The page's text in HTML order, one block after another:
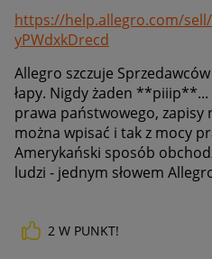
https://help.allegro.com/
yPWdxkDrecd
Allegro szczuje
łapy. Nigdy żaden
prawa państwowego, zapisy
można wpisać i tak z mocy
Amerykański sposób
ludzi - jednym słowem
2 W PUNKT!